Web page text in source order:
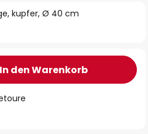
kupfer, Ø 40 cm
In den Warenkorb